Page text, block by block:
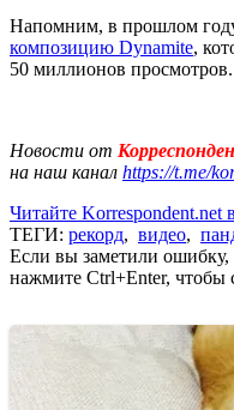
Напомним, в прошлом
композицию Dynamite,
50 миллионов просмотров.
Новости от
на наш канал https://t.me/
Читайте Korrespondent.net
ТЕГИ: рекорд, видео,
Если вы заметили ошибку,
нажмите Ctrl+Enter, чтобы